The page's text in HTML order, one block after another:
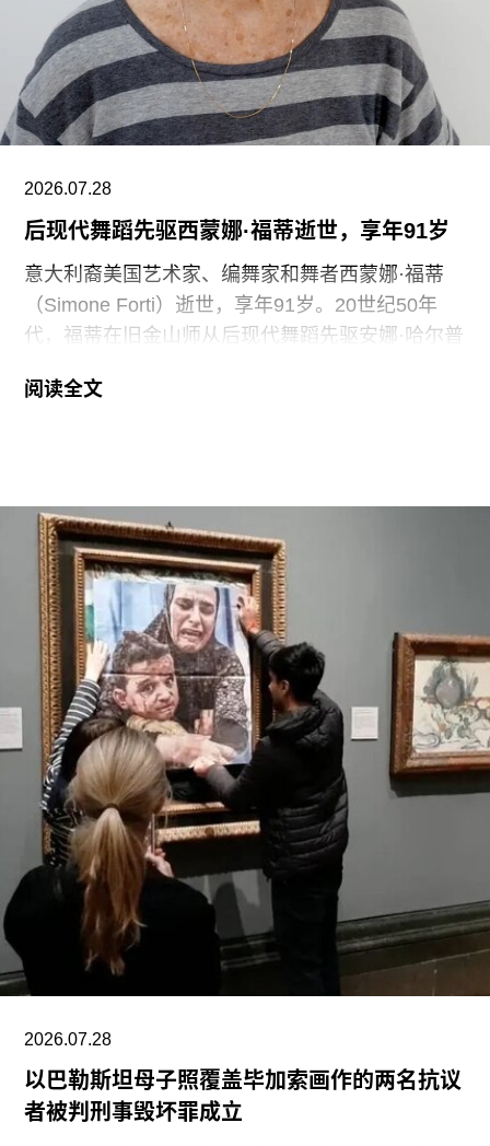
的，”Prospect工会秘书长迈克·克兰西（Mike
Clancy）告诉《卫报》。“如果参观者得知，工会一
直反对的那些存在于亚马逊等企业的劳动实践，竟
然也存在于一家国际知名的文化机构时，他们一定
会感到震惊。”
V&A东馆典藏库的员工正在争取两次各15分钟的带
薪休息时间。工会成员还要求V&A在一年内获得“伦
2026.07.28
后现代舞蹈先驱西蒙娜·福蒂逝世，享年91岁
意大利裔美国艺术家、编舞家和舞者西蒙娜·福蒂
（Simone Forti）逝世，享年91岁。20世纪50年
代，福蒂在旧金山师从后现代舞蹈先驱安娜·哈尔普
品系列“舞蹈构造”（Dance Constructions）迅速崭
顿（Steve Paxton）产生了深远影响，促使两人共
同创立了贾德森舞蹈剧院（Judson Dance
Theater），其成员在此后十年间重塑了现代舞的
发展轨迹。多年后，帕克斯顿曾写道：“福蒂这组激
进的作品，就像一颗投入平静池塘中的石子，激起
的涟漪不断向外扩散。”
福蒂于1935年3月25日出生于意大利佛罗伦萨的一
个犹太家庭。三年后，当法西斯领导人贝尼托·墨索
里尼（Benito Mussolini）开始剥夺意大利犹太人的
公民身份时，福蒂全家逃往美国，最终定居洛杉
矶。她曾进入俄勒冈州波特兰的里德学院（Reed
College）就读，但中途退学，并与当时的伴侣、观
念艺术家罗伯特·莫里斯（Robert Morris）搬到旧金
山。在那里，她先后于哈尔普林-拉思罗普学校
（Halprin-Lathrop School）和马林舞蹈工作室
（Dance Workshop of
阅读全文
2026.07.28
以巴勒斯坦母子照覆盖毕加索画作的两名抗议
者被判刑事毁坏罪成立